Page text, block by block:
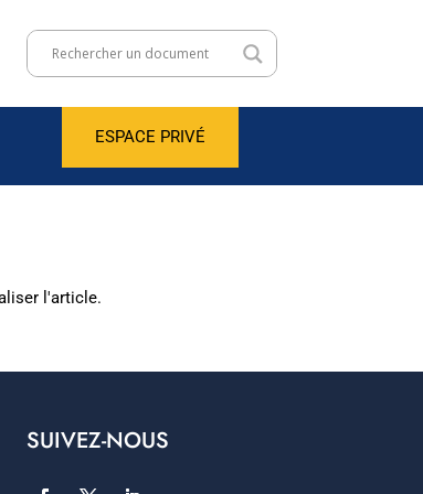
ESPACE PRIVÉ
l'article.
SUIVEZ-NOUS